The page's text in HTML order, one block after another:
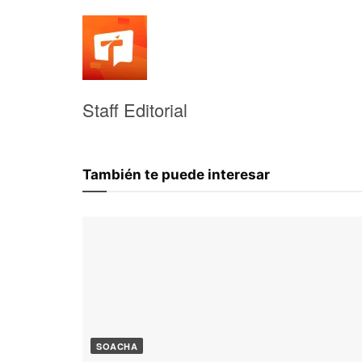
Staff Editorial
También te puede interesar
SOACHA